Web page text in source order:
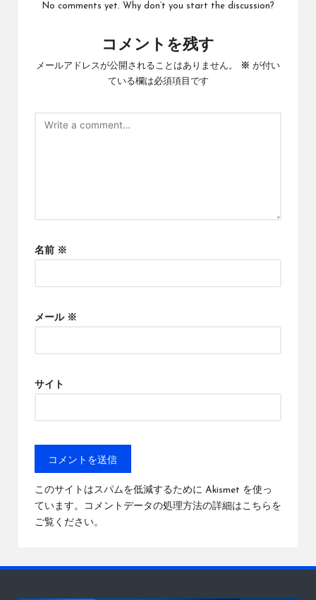
No comments yet. Why don’t you start the discussion?
コメントを残す
メールアドレスが公開されることはありません。 ※ が付い
ている欄は必須項目です
名前 ※
メール ※
サイト
このサイトはスパムを低減するために Akismet を使っ
ています。
コメントデータの処理方法の詳細はこちらを
ご覧ください。